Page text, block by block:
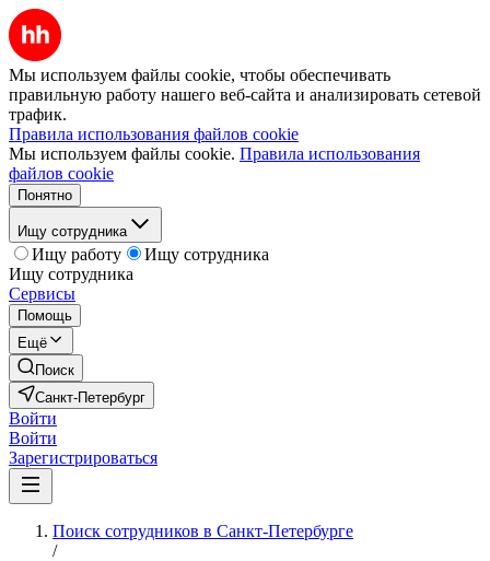
Мы используем файлы cookie, чтобы обеспечивать
правильную работу нашего веб-сайта и анализировать сетевой
трафик.
Правила использования файлов cookie
Мы используем файлы cookie. Правила использования
файлов cookie
Понятно
Ищу сотрудника
Ищу работу
Ищу сотрудника
Ищу сотрудника
Сервисы
Помощь
Ещё
Поиск
Санкт-Петербург
Войти
Войти
Зарегистрироваться
Поиск сотрудников в Санкт-Петербурге
/